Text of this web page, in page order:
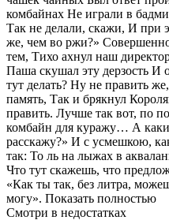
комбайнах Не играли в
Так не делали, скажи, И при
же, чем во ржи?»
тем, Тихо ахнул наш
Паша скушал эту дерзость И
тут делать? Ну не править
память, Так и брякнул
править. Лучше так вот, по
комбайн для куражу… А
расскажу?» И с усмешкою,
так: То ль на лыжах в
Что тут скажешь, что
«Как ты так, без литра,
могу». Показать полностью
Смотри в недостатках